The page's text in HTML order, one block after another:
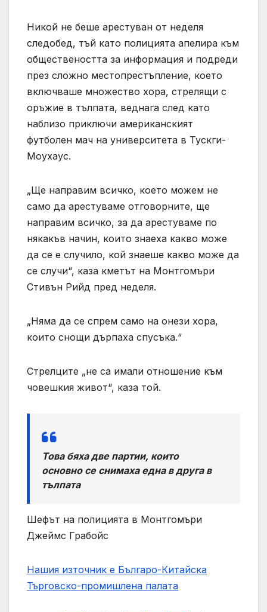
Никой не беше арестуван от неделя
следобед, тъй като полицията апелира към
обществеността за информация и подреди
през сложно местопрестъпление, което
включваше множество хора, стрелящи с
оръжие в тълпата, веднага след като
наблизо приключи американският
футболен мач на университета в Тускги-
Моухаус.
„Ще направим всичко, което можем не
само да арестуваме отговорните, ще
направим всичко, за да арестуваме по
някакъв начин, които знаеха какво може
да се е случило, кой знаеше какво може да
се случи“, каза кметът на Монтгомъри
Стивън Рийд пред неделя.
„Няма да се спрем само на онези хора,
които снощи дърпаха спусъка.“
Стрелците „не са имали отношение към
човешкия живот“, каза той.
Това бяха две партии, които
основно се снимаха една в друга в
тълпата
Шефът на полицията в Монтгомъри
Джеймс Грабойс
Нашия източник е Българо-Китайска
Търговско-промишлена палaта